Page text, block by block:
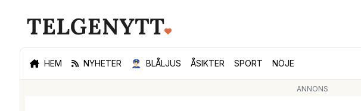
HEM NYHETER 👮🏻‍♂️ BLÅLJUS ÅSIKTER SPORT NÖJE
ANNONS